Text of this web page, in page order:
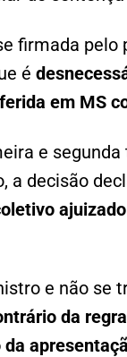
firmada pelo
é
em MS
e
a decisão
e não se
da